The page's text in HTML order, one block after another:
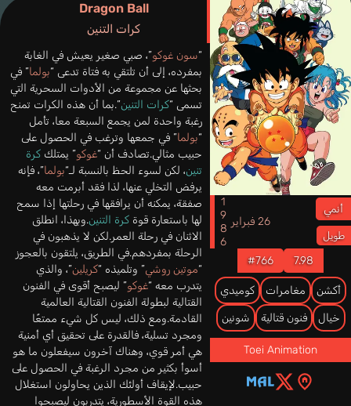
Dragon Ball
كرات التنين
أنمي
طويل
26 فبراير 1986
7.98
#766
أكشن مغامرات كوميدي
خيال فنون قتالية شونين
Toei Animation
“سون غوكو”، صبي صغير يعيش في الغابة
بمفرده، إلى أن تلتقي به فتاة تدعى “بولما” في
بحثها عن مجموعة من الأدوات السحرية التي
تسمى “كرات التنين”.بما أن هذه الكرات تمنح
رغبة واحدة لمن يجمع السبعة معا، تأمل
“بولما” في جمعها وترغب في الحصول على
حبيب مثالي.تصادف أن “غوكو” يمتلك كرة
تنين، لكن لسوء الحظ بالنسبة لـ“بولما”، فإنه
يرفض التخلي عنها، لذا فقد أبرمت معه
صفقة، يمكنه أن يرافقها في رحلتها إذا سمح
لها باستعارة قوة كرة التنين.وبهذا، انطلق
الاثنان في رحلة العمر.لكن لا يذهبون في
الرحلة بمفردهم.في الطريق، يلتقون بالعجوز
“موتين روشي” وتلميذه “كريلين”، والذي
يتدرب معه “غوكو” ليصبح أقوى في الفنون
القتالية لبطولة الفنون القتالية العالمية
القادمة.ومع ذلك، ليس كل شيء ممتعًا
ومجرد تسلية، فالقدرة على تحقيق أي أمنية
هي أمر قوي، وهناك آخرون سيفعلون ما هو
أسوأ بكثير من مجرد الرغبة في الحصول على
حبيب.لإيقاف أولئك الذين يحاولون استغلال
هذه القوة الأسطورية، يتدربون ليصبحوا